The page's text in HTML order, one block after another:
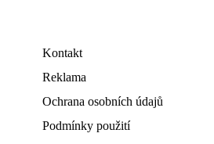
Kontakt
Reklama
Ochrana osobních údajů
Podmínky použití